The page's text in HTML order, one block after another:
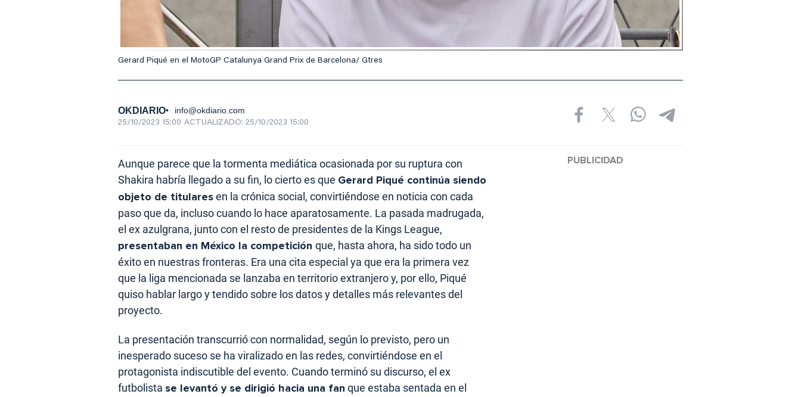
Gerard Piqué en el MotoGP Catalunya Grand Prix de Barcelona/ Gtres
OKDIARIO info@okdiario.com
25/10/2023 15:00 ACTUALIZADO: 25/10/2023 15:00
Aunque parece que la tormenta mediática ocasionada por su ruptura con
Shakira habría llegado a su fin, lo cierto es que Gerard Piqué continúa siendo
objeto de titularesen la crónica social, convirtiéndose en noticia con cada
paso que da, incluso cuando lo hace aparatosamente. La pasada madrugada,
el ex azulgrana, junto con el resto de presidentes de la Kings League,
presentaban en México la competición que, hasta ahora, ha sido todo un
éxito en nuestras fronteras. Era una cita especial ya que era la primera vez
que la liga mencionada se lanzaba en territorio extranjero y, por ello, Piqué
quiso hablar largo y tendido sobre los datos y detalles más relevantes del
proyecto.
La presentación transcurrió con normalidad, según lo previsto, pero un
inesperado suceso se ha viralizado en las redes, convirtiéndose en el
protagonista indiscutible del evento. Cuando terminó su discurso, el ex
futbolista se levantó y se dirigió hacia una fan que estaba sentada en el